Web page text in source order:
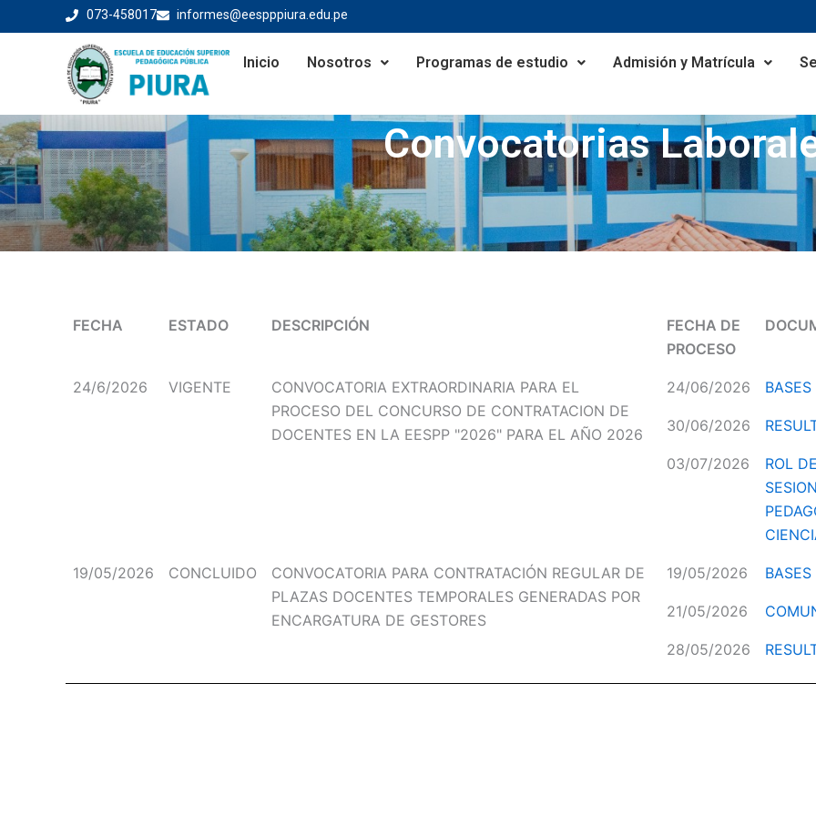
to
073-458017 informes@eespppiura.edu.pe
Inicio Nosotros Programas de estudio Admisión y Matrícula
Convocatorias
FECHA ESTADO DESCRIPCIÓN
FECHA DE
PROCESO
24/6/2026 VIGENTE
CONVOCATORIA EXTRAORDINARIA PARA EL
PROCESO DEL CONCURSO DE CONTRATACION DE
DOCENTES EN LA EESPP "2026" PARA EL AÑO 2026
24/06/2026
30/06/2026
03/07/2026
ROL
19/05/2026 CONCLUIDO
CONVOCATORIA PARA CONTRATACIÓN REGULAR DE
PLAZAS DOCENTES TEMPORALES GENERADAS POR
ENCARGATURA DE GESTORES
19/05/2026 BASES
21/05/2026
28/05/2026